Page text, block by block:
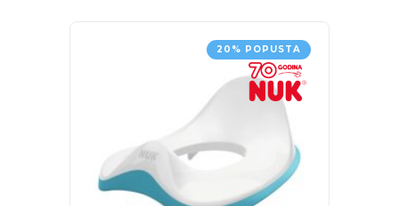
20% POPUSTA